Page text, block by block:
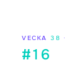
VECKA 38 ·
#16